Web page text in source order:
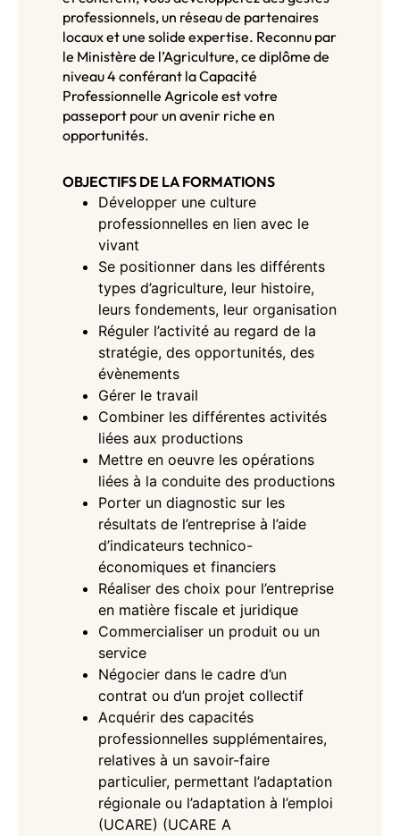
professionnels, un réseau de partenaires
locaux et une solide expertise. Reconnu par
le Ministère de l’Agriculture, ce diplôme de
niveau 4 conférant la Capacité
Professionnelle Agricole est votre
passeport pour un avenir riche en
opportunités.
OBJECTIFS DE LA FORMATIONS
Développer une culture
professionnelles en lien avec le
vivant
Se positionner dans les différents
types d’agriculture, leur histoire,
leurs fondements, leur organisation
Réguler l’activité au regard de la
stratégie, des opportunités, des
évènements
Gérer le travail
Combiner les différentes activités
liées aux productions
Mettre en oeuvre les opérations
liées à la conduite des productions
Porter un diagnostic sur les
résultats de l’entreprise à l’aide
d’indicateurs technico-
économiques et financiers
Réaliser des choix pour l’entreprise
en matière fiscale et juridique
Commercialiser un produit ou un
service
Négocier dans le cadre d’un
contrat ou d’un projet collectif
Acquérir des capacités
professionnelles supplémentaires,
relatives à un savoir-faire
particulier, permettant l’adaptation
régionale ou l’adaptation à l’emploi
(UCARE) (UCARE A